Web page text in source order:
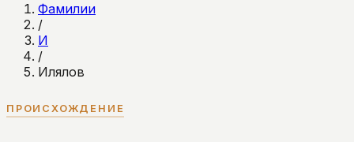
Фамилии
/
И
/
Илялов
ПРОИСХОЖДЕНИЕ